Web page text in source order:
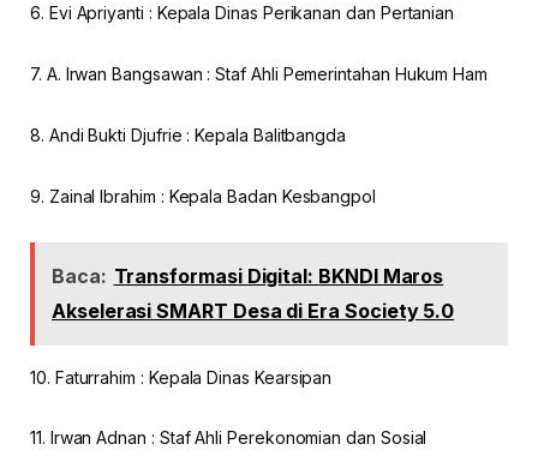
6. Evi Apriyanti : Kepala Dinas Perikanan dan Pertanian
7. A. Irwan Bangsawan : Staf Ahli Pemerintahan Hukum Ham
8. Andi Bukti Djufrie : Kepala Balitbangda
9. Zainal Ibrahim : Kepala Badan Kesbangpol
Baca: Transformasi Digital: BKNDI Maros
Akselerasi SMART Desa di Era Society 5.0
10. Faturrahim : Kepala Dinas Kearsipan
11. Irwan Adnan : Staf Ahli Perekonomian dan Sosial